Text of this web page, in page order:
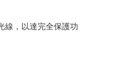
線，以達完全保護功